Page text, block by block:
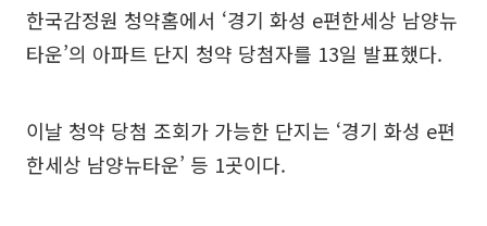
한국감정원 청약홈에서 ‘경기 화성 e편한세상 남양뉴
타운’의 아파트 단지 청약 당첨자를 13일 발표했다.
이날 청약 당첨 조회가 가능한 단지는 ‘경기 화성 e편
한세상 남양뉴타운’ 등 1곳이다.